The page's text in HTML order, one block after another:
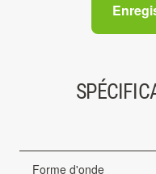
Forme d'onde